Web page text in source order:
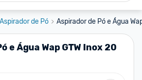
Aspirador de Pó Aspirador de Pó e Água
e Água Wap GTW Inox 20